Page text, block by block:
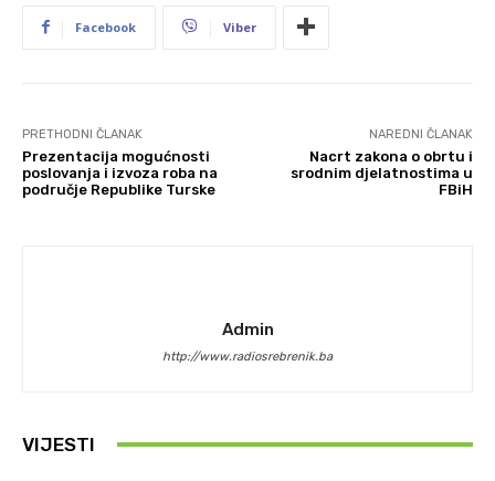
Facebook Viber
PRETHODNI ČLANAK
Prezentacija mogućnosti
poslovanja i izvoza roba na
područje Republike Turske
NAREDNI ČLANAK
Nacrt zakona o obrtu i
srodnim djelatnostima u
FBiH
Admin
http://www.radiosrebrenik.ba
VIJESTI